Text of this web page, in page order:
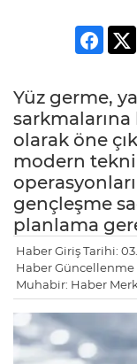
Yüz germe,
olarak öne
modern
gençleşme
planlama
Haber Giriş Tarihi:
Haber Güncellenme
Muhabir: Haber